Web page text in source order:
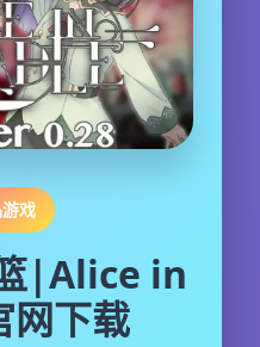
戏
|Alice in
网下载